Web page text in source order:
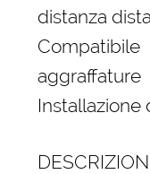
distanza
Installazione